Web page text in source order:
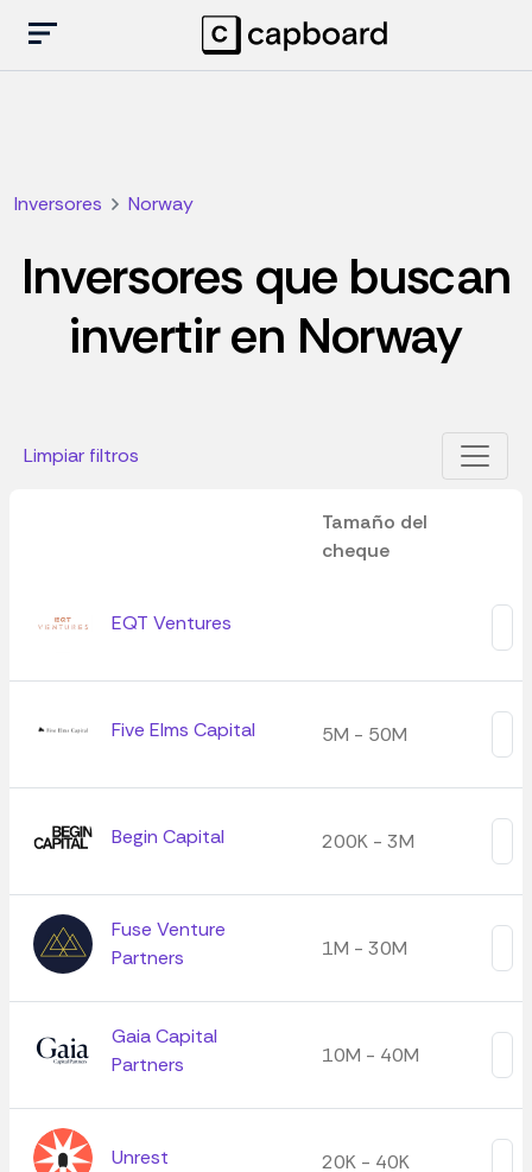
Inversores Norway
Inversores que buscan
invertir en Norway
Limpiar filtros
Tamaño del
cheque
EQT Ventures
Five Elms Capital 5M - 50M
Begin Capital 200K - 3M
Fuse Venture
Partners
1M - 30M
Gaia Capital
Partners
10M - 40M
Unrest 20K - 40K